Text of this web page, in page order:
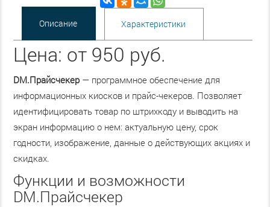
Описание Характеристики
Цена: от 950 руб.
DM.Прайсчекер— программное обеспечение для
информационных киосков и прайс-чекеров. Позволяет
идентифицировать товар по штрихкоду и выводить на
экран информацию о нем: актуальную цену, срок
годности, изображение, данные о действующих акциях и
скидках.
Функции и возможности
DM.Прайсчекер